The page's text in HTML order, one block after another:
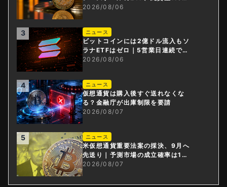
ドル減
2026/08/06
3 ニュース
ビットコインには2億ドル流入もソ
ラナETFはゼロ｜5営業日連続で停
止
2026/08/06
4 ニュース
仮想通貨は購入後すぐ送れなくな
る？金融庁が出庫制限を要請
2026/08/07
5 ニュース
米仮想通貨重要法案の採決、9月へ
先送り｜予測市場の成立確率は1
4%に
2026/08/07